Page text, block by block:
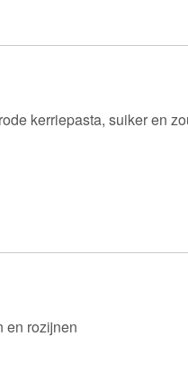
kerriepasta, suiker en
en rozijnen